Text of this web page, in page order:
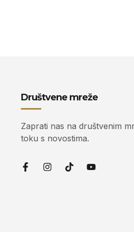
Društvene mreže
Zaprati nas na društvenim
toku s novostima.